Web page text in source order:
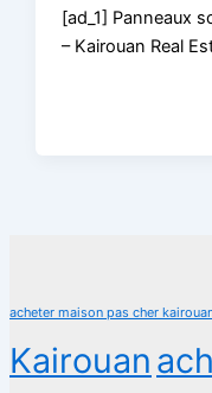
[ad_1] Panneaux
– Kairouan Real
acheter maison pas cher
Kairouan